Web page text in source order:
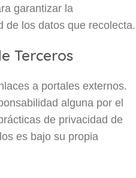
garantizar la
de los datos que recolecta.
Terceros
a portales externos.
alguna por el
de privacidad de
es bajo su propia